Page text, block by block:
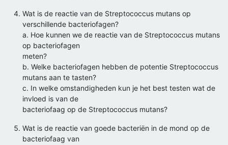
Wat is de reactie van de Streptococcus mutans op
verschillende bacteriofagen?
a. Hoe kunnen we de reactie van de Streptococcus mutans
op bacteriofagen
meten?
b. Welke bacteriofagen hebben de potentie Streptococcus
mutans aan te tasten?
c. In welke omstandigheden kun je het best testen wat de
invloed is van de
bacteriofaag op de Streptococcus mutans?
Wat is de reactie van goede bacteriën in de mond op de
bacteriofaag van